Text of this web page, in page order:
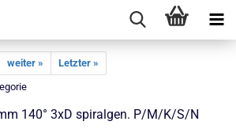
weiter »
Letzter »
140° 3xD spiralgen. P/M/K/S/N